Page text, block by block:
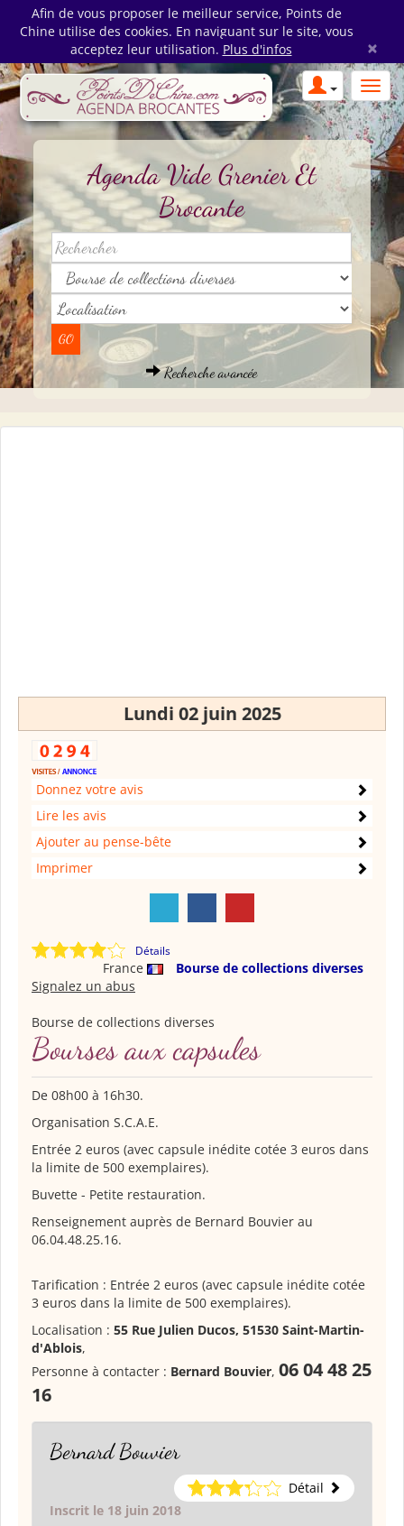
Afin de vous proposer le meilleur service, Points de
Chine utilise des cookies. En naviguant sur le site, vous
acceptez leur utilisation. Plus d'infos ×
Agenda Vide Grenier Et
Brocante
Recherche avancée
Lundi 02 juin 2025
Donnez votre avis
Lire les avis
Ajouter au pense-bête
Imprimer
Détails
France
Bourse de collections diverses
Signalez un abus
Bourse de collections diverses
Bourses aux capsules
De 08h00 à 16h30.
Organisation S.C.A.E.
Entrée 2 euros (avec capsule inédite cotée 3 euros dans
la limite de 500 exemplaires).
Buvette - Petite restauration.
Renseignement auprès de Bernard Bouvier au
06.04.48.25.16.
Tarification : Entrée 2 euros (avec capsule inédite cotée
3 euros dans la limite de 500 exemplaires).
Localisation : 55 Rue Julien Ducos, 51530 Saint-Martin-
d'Ablois,
Personne à contacter : Bernard Bouvier, 06 04 48 25
16
Bernard Bouvier
Détail
Inscrit le 18 juin 2018